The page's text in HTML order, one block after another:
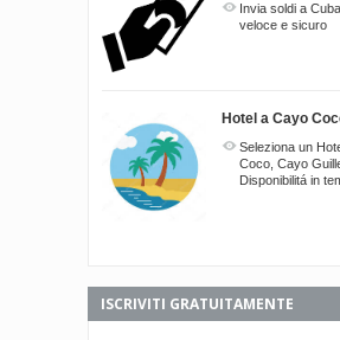
Invia soldi a
veloce e sicuro
Hotel a Cayo
Seleziona un
Coco, Cayo
Disponibilitá in
ISCRIVITI GRATUITAMENTE